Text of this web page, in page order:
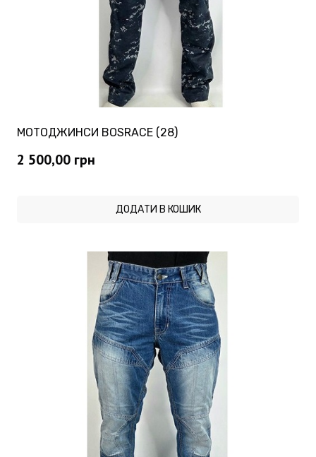
МОТОДЖИНСИ BOSRACE (28)
2 500,00 грн
ДОДАТИ В КОШИК